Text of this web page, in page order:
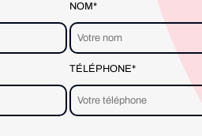
NOM*
TÉLÉPHONE*